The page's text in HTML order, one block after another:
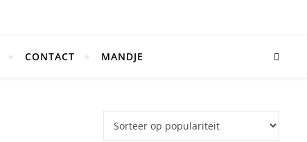
CONTACT MANDJE